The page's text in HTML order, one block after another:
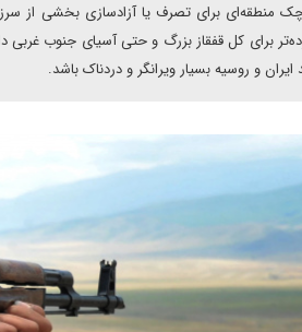
منطقه‌ای برای تصرف یا آزادسازی بخشی از
برای کل قفقاز بزرگ و حتی آسیای جنوب غربی
و روسیه بسیار ویرانگر و دردناک باشد.